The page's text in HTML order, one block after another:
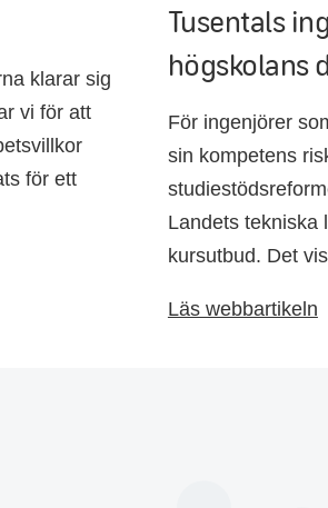
klarar sig
vi för att
för ett
Tusentals
högskolans
För ingenjörer
sin kompetens
Landets tekniska
kursutbud. Det
Läs webbartikeln